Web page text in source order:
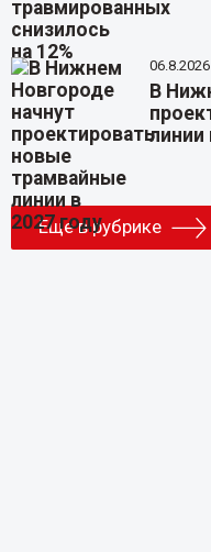
В
линии
Еще в рубрике